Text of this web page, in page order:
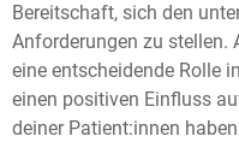
Bereitschaft, sich den
Anforderungen zu stellen.
eine entscheidende Rolle
einen positiven Einfluss
deiner Patient:innen